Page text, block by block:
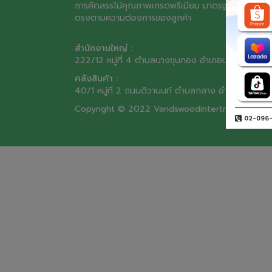
การคัดสรรไม้คุณภาพเกรดพรีเมียม มาตรฐานสูง เพื่อ
ตรงตามความต้องการของลูกค้า
สำนักงานใหญ่ :
222/12 หมู่ที่ 4 ตำบลบางขุนกอง อำเภอบางกรวย จัง
คลังสินค้า :
40/1 หมู่ที่ 2 ถนนติวานนท์ ตำบลกลาง อำเภอเมือง
Copyright © 2022 Vandswoodintertrade.com